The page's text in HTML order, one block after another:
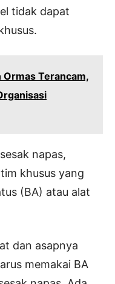
tidak dapat
Ormas Terancam,
napas,
khusus yang
(BA) atau alat
dan asapnya
memakai BA